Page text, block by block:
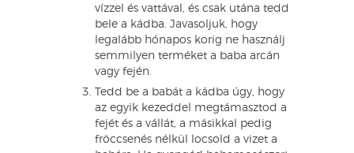
vízzel és vattával, és csak utána tedd
bele a kádba. Javasoljuk, hogy
legalább hónapos korig ne használj
semmilyen terméket a baba arcán
vagy fején.
Tedd be a babát a kádba úgy, hogy
az egyik kezeddel megtámasztod a
fejét és a vállát, a másikkal pedig
fröccsenés nélkül locsold a vizet a